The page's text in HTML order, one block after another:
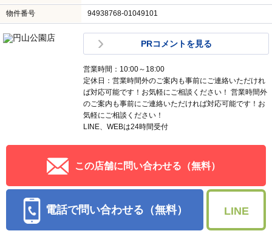
物件番号 94938768-01049101
PRコメントを見る
営業時間：10:00～18:00
定休日：営業時間外のご案内も事前にご連絡いただけれ
ば対応可能です！お気軽にご相談ください！ 営業時間外
のご案内も事前にご連絡いただければ対応可能です！お
気軽にご相談ください！
LINE、WEBは24時間受付
この店舗に問い合わせる（無料）
電話で問い合わせる（無料） LINE